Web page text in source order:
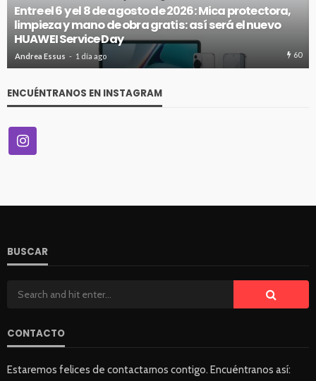
VITRINA
McKay entregó el primer auto híbrido de su gran
concurso
Andrea Essus 1 día ago 63
ENCUÉNTRANOS EN INSTAGRAM
BUSCAR
CONTACTO
Estaremos felices de contactarnos contigo. Encuéntranos así: